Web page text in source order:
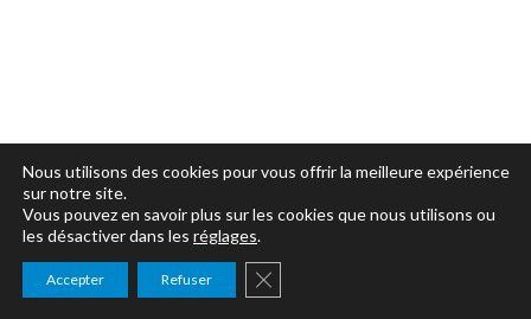
Nous utilisons des cookies pour vous offrir la meilleure expérience
sur notre site.
Vous pouvez en savoir plus sur les cookies que nous utilisons ou
les désactiver dans les réglages.
Accepter Refuser Close GDPR Cookie Banner